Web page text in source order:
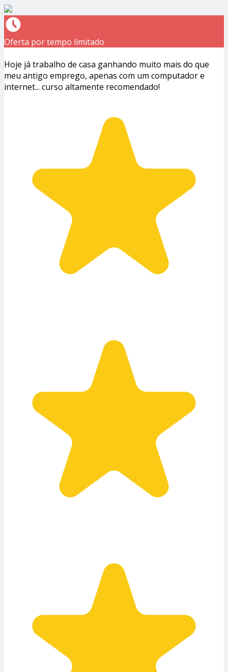
Oferta por tempo limitado
Hoje já trabalho de casa ganhando muito mais do que
meu antigo emprego, apenas com um computador e
internet... curso altamente recomendado!